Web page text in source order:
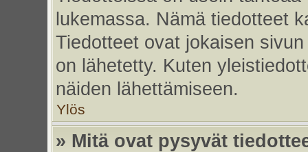
lukemassa. Nämä tiedotteet
Tiedotteet ovat jokaisen
on lähetetty. Kuten
näiden lähettämiseen.
Ylös
» Mitä ovat pysyvät